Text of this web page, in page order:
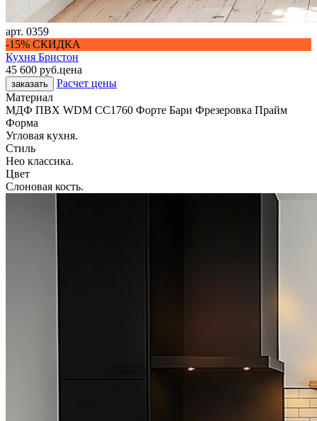
арт. 0359
-15% СКИДКА
Кухня Бристон
45 600 руб.цена
заказать
Расчет цены
Материал
МДФ ПВХ WDM CC1760 Форте Бари Фрезеровка Прайм
Форма
Угловая кухня.
Стиль
Нео классика.
Цвет
Слоновая кость.